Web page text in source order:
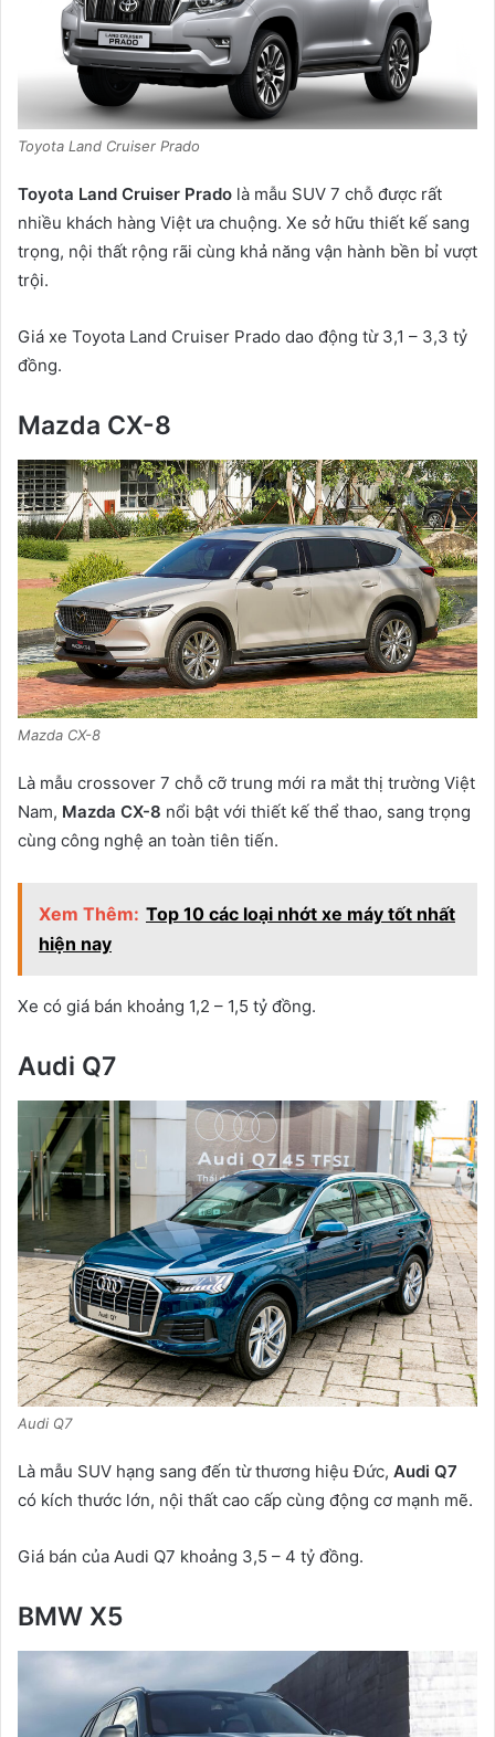
Toyota Land Cruiser Prado
Toyota Land Cruiser Prado là mẫu SUV 7 chỗ được rất
nhiều khách hàng Việt ưa chuộng. Xe sở hữu thiết kế sang
trọng, nội thất rộng rãi cùng khả năng vận hành bền bỉ vượt
trội.
Giá xe Toyota Land Cruiser Prado dao động từ 3,1 – 3,3 tỷ
đồng.
Mazda CX-8
Mazda CX-8
Là mẫu crossover 7 chỗ cỡ trung mới ra mắt thị trường Việt
Nam, Mazda CX-8 nổi bật với thiết kế thể thao, sang trọng
cùng công nghệ an toàn tiên tiến.
Xem Thêm: Top 10 các loại nhớt xe máy tốt nhất
hiện nay
Xe có giá bán khoảng 1,2 – 1,5 tỷ đồng.
Audi Q7
Audi Q7
Là mẫu SUV hạng sang đến từ thương hiệu Đức, Audi Q7
có kích thước lớn, nội thất cao cấp cùng động cơ mạnh mẽ.
Giá bán của Audi Q7 khoảng 3,5 – 4 tỷ đồng.
BMW X5